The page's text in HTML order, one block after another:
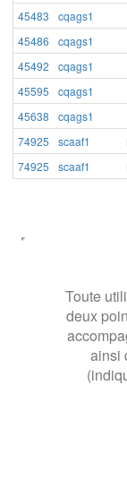
45483
cqags1
45486
cqags1
45492
cqags1
45595
cqags1
45638
cqags1
74925
scaaf1
74925
scaaf1
Toute
deux
ainsi